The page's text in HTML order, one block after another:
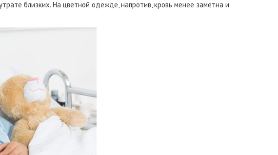
близких. На цветной одежде, напротив, кровь менее заметна и